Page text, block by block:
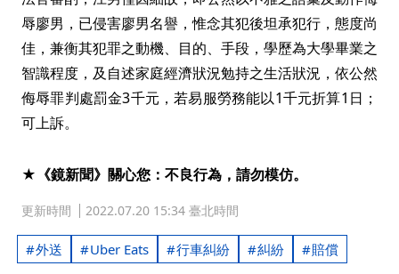
辱廖男，已侵害廖男名譽，惟念其犯後坦承犯行，態度尚
佳，兼衡其犯罪之動機、目的、手段，學歷為大學畢業之
智識程度，及自述家庭經濟狀況勉持之生活狀況，依公然
侮辱罪判處罰金3千元，若易服勞務能以1千元折算1日；
可上訴。
★《鏡新聞》關心您：不良行為，請勿模仿。
更新時間 2022.07.20 15:34 臺北時間
外送 Uber Eats 行車糾紛 糾紛 賠償